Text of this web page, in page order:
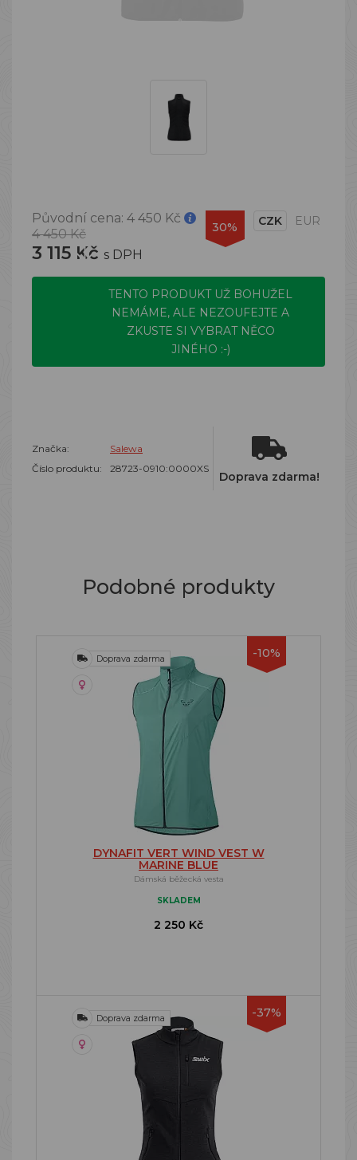
Původní cena: 4 450 Kč
4 450 Kč
3 115 Kč s DPH
30% CZK EUR
TENTO PRODUKT UŽ BOHUŽEL
NEMÁME, ALE NEZOUFEJTE A
ZKUSTE SI VYBRAT NĚCO
JINÉHO :-)
Značka:
Salewa
Číslo produktu:
28723-0910:0000XS
Doprava zdarma!
Podobné produkty
-10%
Doprava zdarma
DYNAFIT VERT WIND VEST W
MARINE BLUE
Dámská běžecká vesta
SKLADEM
2 250 Kč
-37%
Doprava zdarma